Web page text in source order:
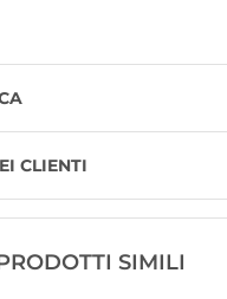
CLIENTI
SIMILI